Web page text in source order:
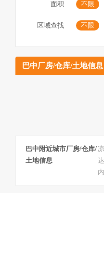
面积 不限
区域查找 不限
巴中厂房/仓库/土地信息
巴中附近城市厂房/仓库/
土地信息